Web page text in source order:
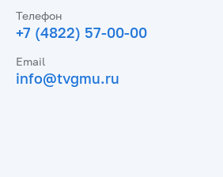
Телефон
+7 (4822) 57-00-00
Email
info@tvgmu.ru